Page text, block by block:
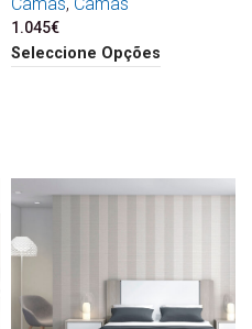
Camas, Camas
1.045€
Seleccione Opções